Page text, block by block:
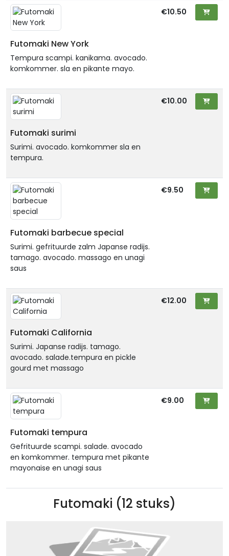
Futomaki New York
Tempura scampi. kanikama. avocado.
komkommer. sla en pikante mayo.
€10.50
Futomaki surimi
Surimi. avocado. komkommer sla en
tempura.
€10.00
Futomaki barbecue special
Surimi. gefrituurde zalm Japanse radijs.
tamago. avocado. massago en unagi
saus
€9.50
Futomaki California
Surimi. Japanse radijs. tamago.
avocado. salade.tempura en pickle
gourd met massago
€12.00
Futomaki tempura
Gefrituurde scampi. salade. avocado
en komkommer. tempura met pikante
mayonaise en unagi saus
€9.00
Futomaki (12 stuks)